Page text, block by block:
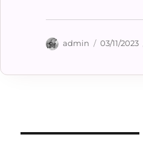
Autor
admin
Publicado
03/11/2023